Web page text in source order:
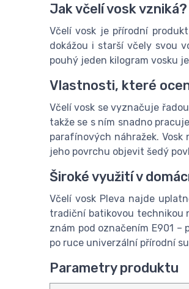
Jak včelí vosk vzniká?
Včelí vosk je přírodní
dokážou i starší včely svou
pouhý jeden kilogram vosku
Vlastnosti, které
Včelí vosk se vyznačuje
takže se s ním snadno
parafínových náhražek.
jeho povrchu objevit šedý
Široké využití v
Včelí vosk Pleva najde
tradiční batikovou technikou
znám pod označením E901
po ruce univerzální přírodní
Parametry produktu